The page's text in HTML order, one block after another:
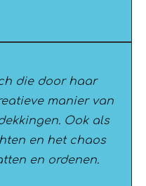
die door haar
manier van
Ook als
en het chaos
en ordenen.